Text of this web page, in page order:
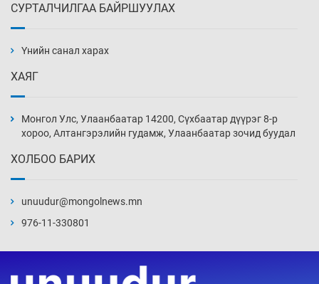
4 цаг 40 мин
5 цаг 10 мин
5 цаг 40 мин
5 цаг 55 мин
СУРТАЛЧИЛГАА БАЙРШУУЛАХ
Үнийн санал харах
ХАЯГ
Монгол Улс, Улаанбаатар 14200, Сүхбаатар дүүрэг 8-р
хороо, Алтангэрэлийн гудамж, Улаанбаатар зочид буудал
ХОЛБОО БАРИХ
unuudur@mongolnews.mn
976-11-330801